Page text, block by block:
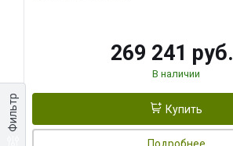
Фильтр
269 241 руб.
В наличии
Купить